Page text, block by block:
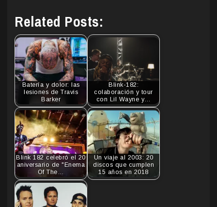
Related Posts:
Batería y dolor: las
lesiones de Travis
Barker
Blink-182:
colaboración y tour
con Lil Wayne y…
Blink 182 celebró el 20
aniversario de "Enema
Of The…
Un viaje al 2003: 20
discos que cumplen
15 años en 2018